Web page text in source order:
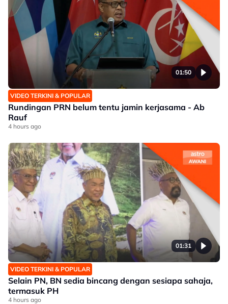
01:50
VIDEO TERKINI & POPULAR
Rundingan PRN belum tentu jamin kerjasama - Ab
Rauf
4 hours ago
01:31
VIDEO TERKINI & POPULAR
Selain PN, BN sedia bincang dengan sesiapa sahaja,
termasuk PH
4 hours ago